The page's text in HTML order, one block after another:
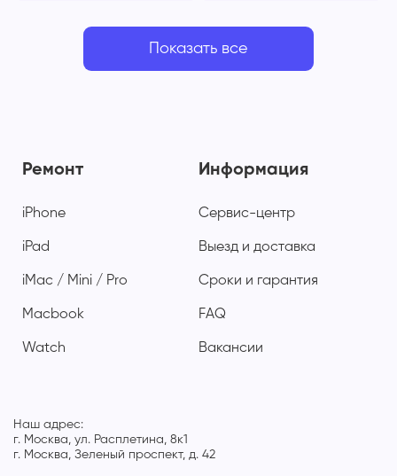
Показать все
Ремонт
iPhone
iPad
iMac / Mini / Pro
Macbook
Watch
Информация
Сервис-центр
Выезд и доставка
Сроки и гарантия
FAQ
Вакансии
Наш адрес:
г. Москва, ул. Расплетина, 8к1
г. Москва, Зеленый проспект, д. 42